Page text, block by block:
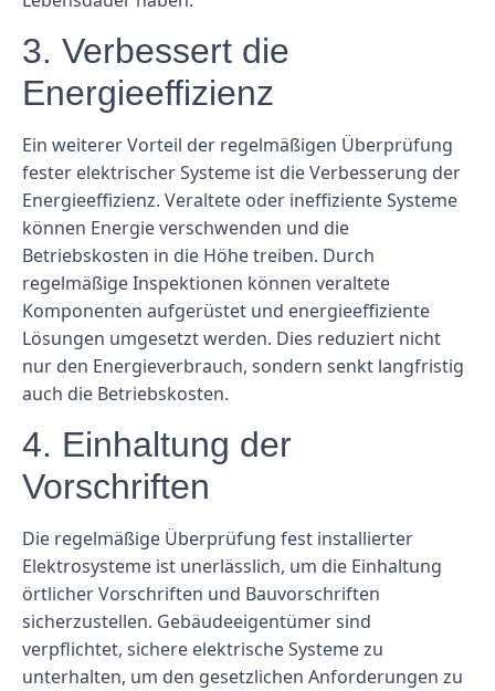
3. Verbessert die
Energieeffizienz
Ein weiterer Vorteil der regelmäßigen Überprüfung
fester elektrischer Systeme ist die Verbesserung der
Energieeffizienz. Veraltete oder ineffiziente Systeme
können Energie verschwenden und die
Betriebskosten in die Höhe treiben. Durch
regelmäßige Inspektionen können veraltete
Komponenten aufgerüstet und energieeffiziente
Lösungen umgesetzt werden. Dies reduziert nicht
nur den Energieverbrauch, sondern senkt langfristig
auch die Betriebskosten.
4. Einhaltung der
Vorschriften
Die regelmäßige Überprüfung fest installierter
Elektrosysteme ist unerlässlich, um die Einhaltung
örtlicher Vorschriften und Bauvorschriften
sicherzustellen. Gebäudeeigentümer sind
verpflichtet, sichere elektrische Systeme zu
unterhalten, um den gesetzlichen Anforderungen zu